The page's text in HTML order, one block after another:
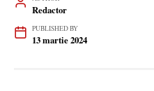
Redactor
PUBLISHED BY
13 martie 2024